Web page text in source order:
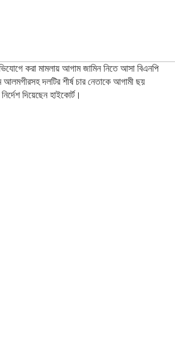
করা মামলায় আগাম জামিন নিতে আসা বিএনপি
আলমগীরসহ দলটির শীর্ষ চার নেতাকে আগামী ছয়
দিয়েছেন হাইকোর্ট।